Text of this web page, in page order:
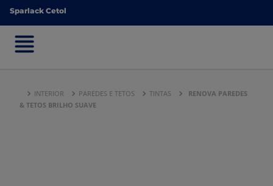
Sparlack Cetol
Sparlack Cetol
INTERIOR PAREDES E TETOS TINTAS
RENOVA PAREDES
& TETOS BRILHO SUAVE